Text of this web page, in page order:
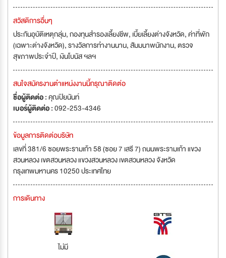
สวัสดิการอื่นๆ
ประกันอุบัติเหตุกลุ่ม, กองทุนสำรองเลี้ยงชีพ, เบี้ยเลี้ยงต่างจังหวัด, ค่าที่พัก
(เฉพาะต่างจังหวัด), รางวัลการทำงานนาน, สัมมนาพนักงาน, ตรวจ
สุขภาพประจำปี, เงินโบนัส ฯลฯ
สนใจสมัครงานตำแหน่งงานนี้กรุณาติดต่อ
ชื่อผู้ติดต่อ :คุณปิยนันท์
เบอร์ผู้ติดต่อ :092-253-4346
ข้อมูลการติดต่อบริษัท
เลขที่ 381/6 ซอยพระรามเก้า 58 (ซอย 7 เสรี 7) ถนนพระรามเก้า แขวง
สวนหลวง เขตสวนหลวง แขวงสวนหลวง เขตสวนหลวง จังหวัด
กรุงเทพมหานคร 10250 ประเทศไทย
การเดินทาง
ไม่มี